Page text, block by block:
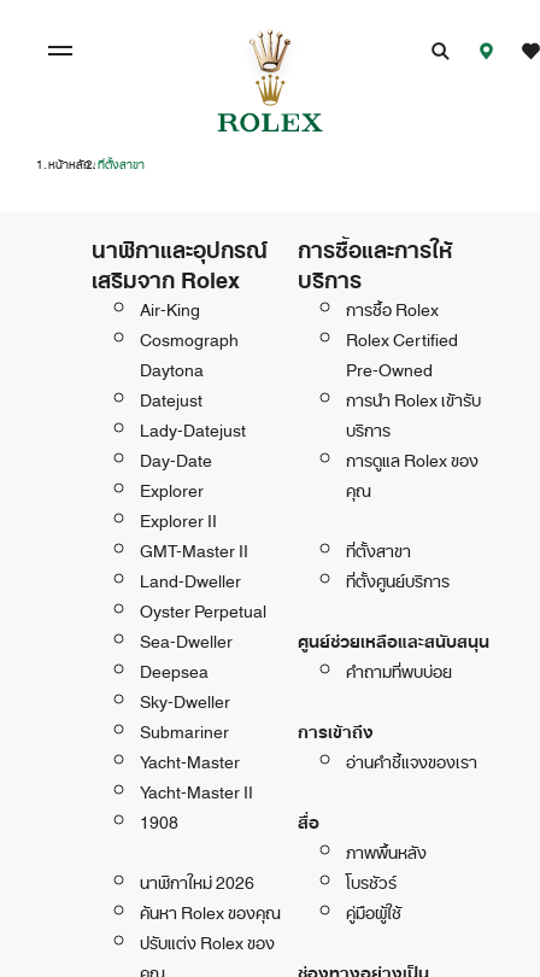
หน้าหลัก/ที่ตั้งสาขา
นาฬิกาและอุปกรณ์
เสริมจาก Rolex
Air-King
Cosmograph
Daytona
Datejust
Lady-Datejust
Day-Date
Explorer
Explorer II
GMT-Master II
Land-Dweller
Oyster Perpetual
Sea-Dweller
Deepsea
Sky-Dweller
Submariner
Yacht-Master
Yacht-Master II
1908
นาฬิกาใหม่ 2026
ค้นหา Rolex ของคุณ
ปรับแต่ง Rolex ของ
คุณ
การซื้อและการให้
บริการ
การซื้อ Rolex
Rolex Certified
Pre-Owned
การนำ Rolex เข้ารับ
บริการ
การดูแล Rolex ของ
คุณ
ที่ตั้งสาขา
ที่ตั้งศูนย์บริการ
ศูนย์ช่วยเหลือและสนับสนุน
คำถามที่พบบ่อย
การเข้าถึง
อ่านคำชี้แจงของเรา
สื่อ
ภาพพื้นหลัง
โบรชัวร์
คู่มือผู้ใช้
ช่องทางอย่างเป็น